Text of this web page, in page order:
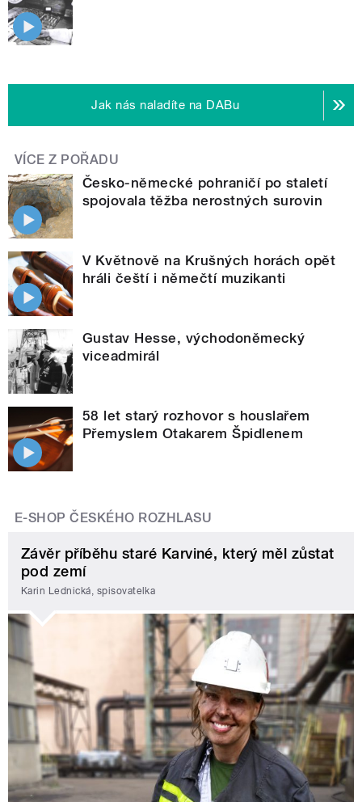
Jak nás naladíte na DABu
VÍCE Z POŘADU
Česko-německé pohraničí po staletí
spojovala těžba nerostných surovin
V Květnově na Krušných horách opět
hráli čeští i němečtí muzikanti
Gustav Hesse, východoněmecký
viceadmirál
58 let starý rozhovor s houslařem
Přemyslem Otakarem Špidlenem
E-SHOP ČESKÉHO ROZHLASU
Závěr příběhu staré Karviné, který měl zůstat
pod zemí
Karin Lednická, spisovatelka